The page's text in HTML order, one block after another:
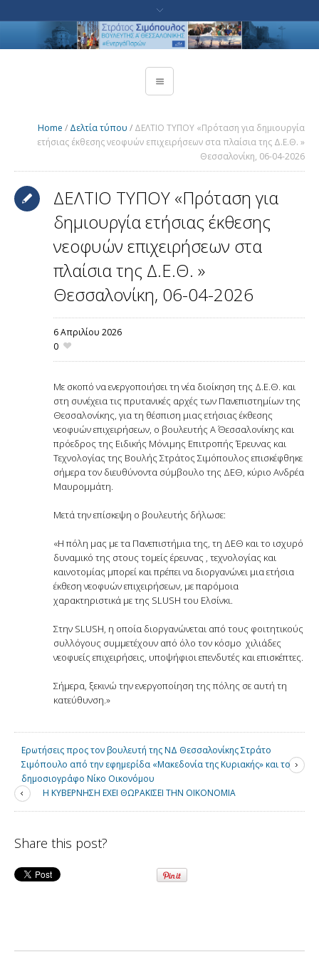
Home / Δελτία τύπου / ΔΕΛΤΙΟ ΤΥΠΟΥ «Πρόταση για δημιουργία
ετήσιας έκθεσης νεοφυών επιχειρήσεων στα πλαίσια της Δ.Ε.Θ. »
Θεσσαλονίκη, 06-04-2026
ΔΕΛΤΙΟ ΤΥΠΟΥ «Πρόταση για
δημιουργία ετήσιας έκθεσης
νεοφυών επιχειρήσεων στα
πλαίσια της Δ.Ε.Θ. »
Θεσσαλονίκη, 06-04-2026
6 Απριλίου 2026
0
Με σκοπό να ενεργοποιήσει τη νέα διοίκηση της Δ.Ε.Θ. και
στη συνέχεια τις πρυτανικές αρχές των Πανεπιστημίων της
Θεσσαλονίκης, για τη θέσπιση μιας ετήσιας έκθεσης
νεοφυών επιχειρήσεων, ο βουλευτής Α΄ Θεσσαλονίκης και
πρόεδρος της Ειδικής Μόνιμης Επιτροπής Έρευνας και
Τεχνολογίας της Βουλής Στράτος Σιμόπουλος επισκέφθηκε
σήμερα τον διευθύνοντα σύμβουλο της ΔΕΘ, κύριο Ανδρέα
Μαυρομμάτη.
Μετά την επίσκεψη ο βουλευτής δήλωσε:
«Η πόλη μας με τα Πανεπιστήμια της, τη ΔΕΘ και το ισχυρό
δυναμικό της στους τομείς έρευνας , τεχνολογίας και
καινοτομίας μπορεί και πρέπει να διοργανώνει μια ετήσια
έκθεση νεοφυών επιχειρήσεων, με παρόμοια
χαρακτηριστικά με της SLUSH του Ελσίνκι.
Στην SLUSH, η οποία διοργανώνεται από τους φοιτητικούς
συλλόγους συμμετέχουν από όλο τον κόσμο χιλιάδες
νεοφυείς επιχειρήσεις, υποψήφιοι επενδυτές και επισκέπτες.
Σήμερα, ξεκινώ την ενεργοποίηση της πόλης σε αυτή τη
κατεύθυνση.»
Ερωτήσεις προς τον βουλευτή της ΝΔ Θεσσαλονίκης Στράτο
Σιμόπουλο από την εφημερίδα «Μακεδονία της Κυριακής» και το
δημοσιογράφο Νίκο Οικονόμου
Η ΚΥΒΕΡΝΗΣΗ ΕΧΕΙ ΘΩΡΑΚΙΣΕΙ ΤΗΝ ΟΙΚΟΝΟΜΙΑ
Share this post?